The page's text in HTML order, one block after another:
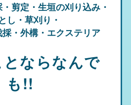
剪定・生垣の刈り込み・
し・草刈り・
・外構・エクステリア
ならなんで
も!!